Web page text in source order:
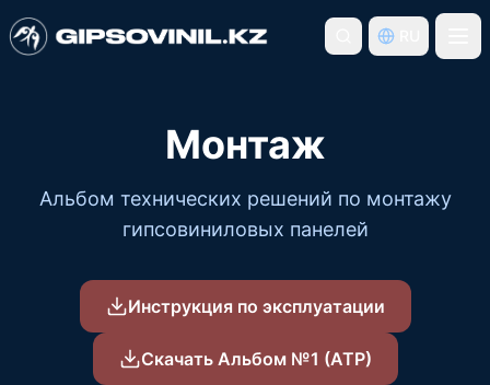
Монтаж
Альбом технических решений по монтажу
гипсовиниловых панелей
Инструкция по эксплуатации
Скачать Альбом №1 (АТР)